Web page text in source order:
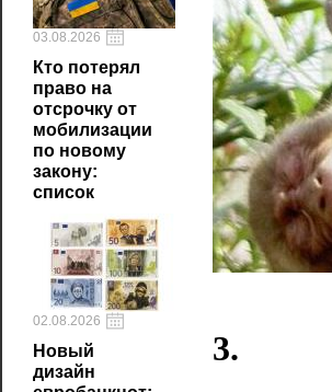
03.08.2026
Кто потерял
право на
отсрочку от
мобилизации
по новому
закону:
список
02.08.2026
Новый
дизайн
3.